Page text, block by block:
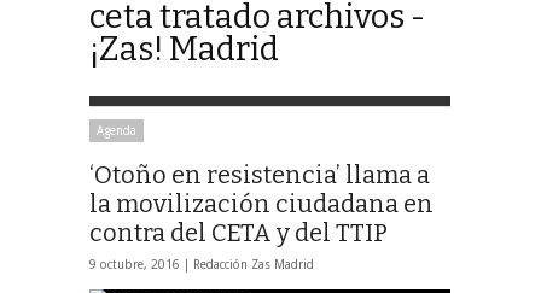
ceta tratado archivos -
¡Zas! Madrid
Agenda
‘Otoño en resistencia’ llama a
la movilización ciudadana en
contra del CETA y del TTIP
9 octubre, 2016 | Redacción Zas Madrid